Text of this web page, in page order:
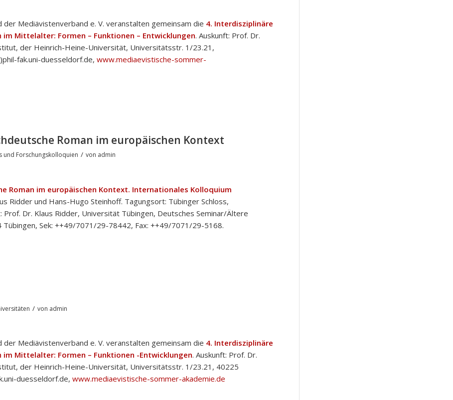
Mediävistenverband e. V. veranstalten gemeinsam die 4. Interdisziplinäre
im Mittelalter: Formen – Funktionen – Entwicklungen. Auskunft: Prof. Dr.
der Heinrich-Heine-Universität, Universitätsstr. 1/23.21,
fak.uni-duesseldorf.de, www.mediaevistische-sommer-
Roman im europäischen Kontext
und Forschungskolloquien / von admin
Roman im europäischen Kontext. Internationales Kolloquium
Ridder und Hans-Hugo Steinhoff. Tagungsort: Tübinger Schloss,
Prof. Dr. Klaus Ridder, Universität Tübingen, Deutsches Seminar/Ältere
Sek: ++49/7071/29-78442, Fax: ++49/7071/29-5168.
/ von admin
Mediävistenverband e. V. veranstalten gemeinsam die 4. Interdisziplinäre
im Mittelalter: Formen – Funktionen -Entwicklungen. Auskunft: Prof. Dr.
der Heinrich-Heine-Universität, Universitätsstr. 1/23.21, 40225
duesseldorf.de, www.mediaevistische-sommer-akademie.de